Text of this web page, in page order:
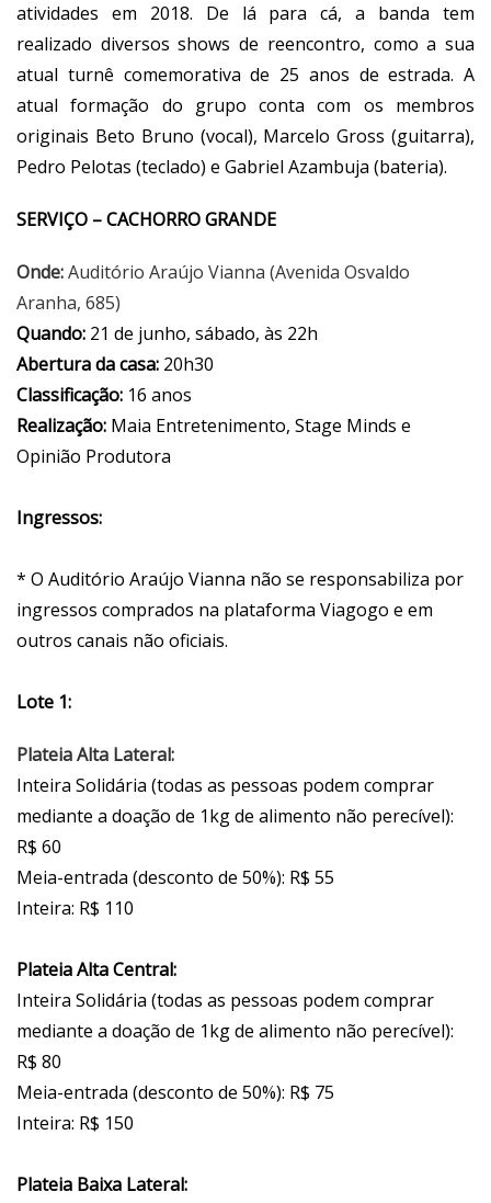
atividades em 2018. De lá para cá, a banda tem
realizado diversos shows de reencontro, como a sua
atual turnê comemorativa de 25 anos de estrada. A
atual formação do grupo conta com os membros
originais Beto Bruno (vocal), Marcelo Gross (guitarra),
Pedro Pelotas (teclado) e Gabriel Azambuja (bateria).
SERVIÇO – CACHORRO GRANDE
Onde:Auditório Araújo Vianna (Avenida Osvaldo
Aranha, 685)
Quando: 21 de junho, sábado, às 22h
Abertura da casa: 20h30
Classificação: 16 anos
Realização: Maia Entretenimento, Stage Minds e
Opinião Produtora
Ingressos:
* O Auditório Araújo Vianna não se responsabiliza por
ingressos comprados na plataforma Viagogo e em
outros canais não oficiais.
Lote 1:
Plateia Alta Lateral:
Inteira Solidária (todas as pessoas podem comprar
mediante a doação de 1kg de alimento não perecível):
R$ 60
Meia-entrada (desconto de 50%): R$ 55
Inteira: R$ 110
Plateia Alta Central:
Inteira Solidária (todas as pessoas podem comprar
mediante a doação de 1kg de alimento não perecível):
R$ 80
Meia-entrada (desconto de 50%): R$ 75
Inteira: R$ 150
Plateia Baixa Lateral: